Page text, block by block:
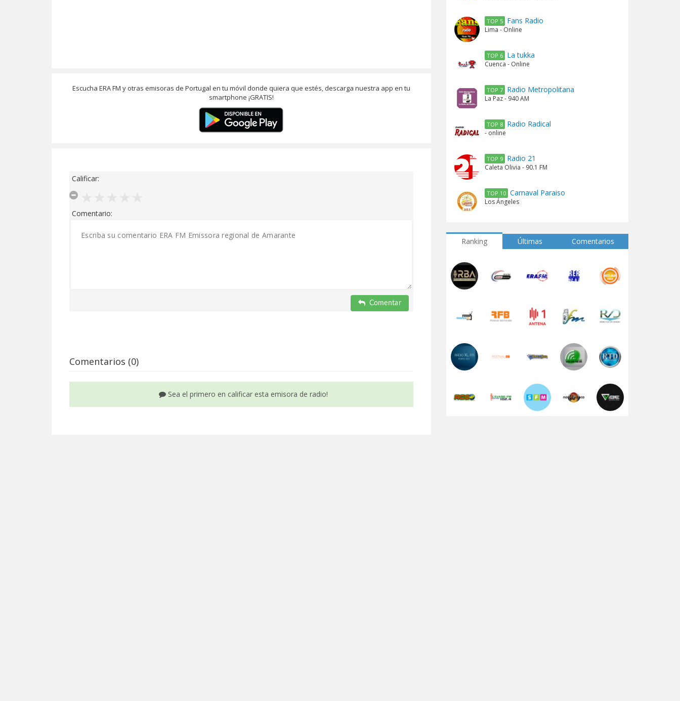
Escucha ERA FM y otras emisoras de Portugal en tu móvil donde quiera que estés, descarga nuestra app en tu
smartphone ¡GRATIS!
Calificar:
Comentario:
Comentar
Comentarios (0)
Sea el primero en calificar esta emisora de radio!
TOP 5 Fans Radio
Lima - Online
TOP 6 La tukka
Cuenca - Online
TOP 7 Radio Metropolitana
La Paz - 940 AM
TOP 8 Radio Radical
- online
TOP 9 Radio 21
Caleta Olivia - 90.1 FM
TOP 10 Carnaval Paraiso
Los Ángeles
Ranking Últimas Comentarios